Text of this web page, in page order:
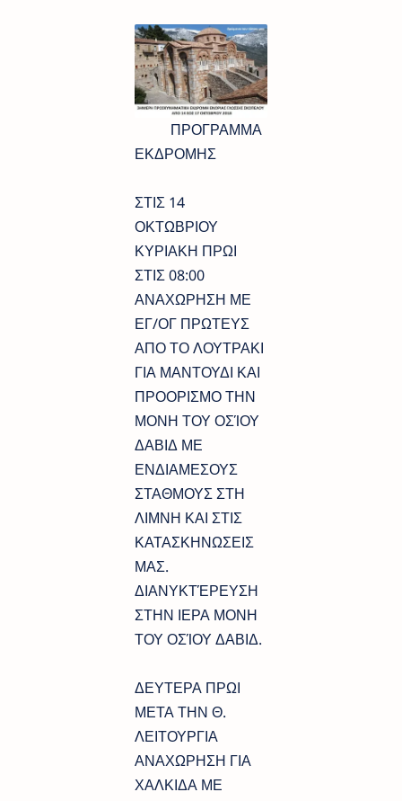
ΠΡΟΓΡΑΜΜΑ
ΕΚΔΡΟΜΗΣ
ΣΤΙΣ 14
ΟΚΤΩΒΡΙΟΥ
ΚΥΡΙΑΚΗ ΠΡΩΙ
ΣΤΙΣ 08:00
ΑΝΑΧΩΡΗΣΗ ΜΕ
ΕΓ/ΟΓ ΠΡΩΤΕΥΣ
ΑΠΟ ΤΟ ΛΟΥΤΡΑΚΙ
ΓΙΑ ΜΑΝΤΟΥΔΙ ΚΑΙ
ΠΡΟΟΡΙΣΜΟ ΤΗΝ
ΜΟΝΗ ΤΟΥ ΟΣΊΟΥ
ΔΑΒΙΔ ΜΕ
ΕΝΔΙΑΜΕΣΟΥΣ
ΣΤΑΘΜΟΥΣ ΣΤΗ
ΛΙΜΝΗ ΚΑΙ ΣΤΙΣ
ΚΑΤΑΣΚΗΝΩΣΕΙΣ
ΜΑΣ.
ΔΙΑΝΥΚΤΈΡΕΥΣΗ
ΣΤΗΝ ΙΕΡΑ ΜΟΝΗ
ΤΟΥ ΟΣΊΟΥ ΔΑΒΙΔ.
ΔΕΥΤΕΡΑ ΠΡΩΙ
ΜΕΤΑ ΤΗΝ Θ.
ΛΕΙΤΟΥΡΓΙΑ
ΑΝΑΧΩΡΗΣΗ ΓΙΑ
ΧΑΛΚΙΔΑ ΜΕ